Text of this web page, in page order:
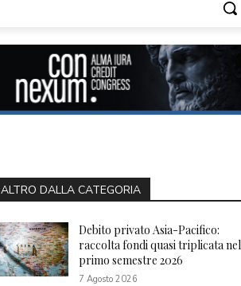
ALTRO DALLA CATEGORIA
Debito privato Asia-Pacifico:
raccolta fondi quasi triplicata nel
primo semestre 2026
7 Agosto 2026